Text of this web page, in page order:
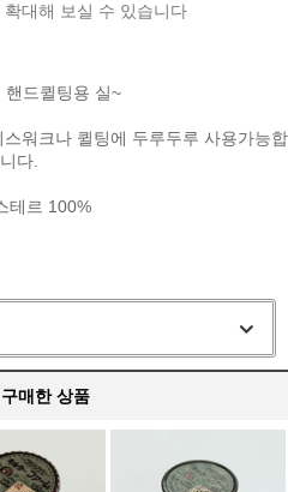
확대해 보실 수 있습니다
핸드퀼팅용 실~
워크나 퀼팅에 두루두루 사용가능합
니다.
테르 100%
매한 상품